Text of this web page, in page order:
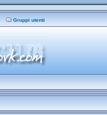
Gruppi utenti